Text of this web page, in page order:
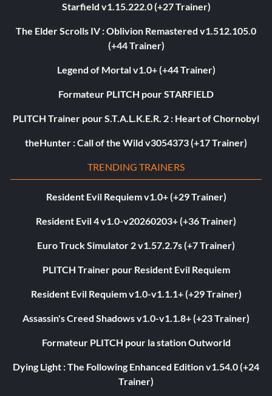
Starfield v1.15.222.0 (+27 Trainer)
The Elder Scrolls IV : Oblivion Remastered v1.512.105.0
(+44 Trainer)
Legend of Mortal v1.0+ (+44 Trainer)
Formateur PLITCH pour STARFIELD
PLITCH Trainer pour S.T.A.L.K.E.R. 2 : Heart of Chornobyl
theHunter : Call of the Wild v3054373 (+17 Trainer)
TRENDING TRAINERS
Resident Evil Requiem v1.0+ (+29 Trainer)
Resident Evil 4 v1.0-v20260203+ (+36 Trainer)
Euro Truck Simulator 2 v1.57.2.7s (+7 Trainer)
PLITCH Trainer pour Resident Evil Requiem
Resident Evil Requiem v1.0-v1.1.1+ (+29 Trainer)
Assassin's Creed Shadows v1.0-v1.1.8+ (+23 Trainer)
Formateur PLITCH pour la station Outworld
Dying Light : The Following Enhanced Edition v1.54.0 (+24
Trainer)